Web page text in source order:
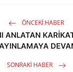
ÖNCEKI HABER
ANLATAN
SONRAKI HABER